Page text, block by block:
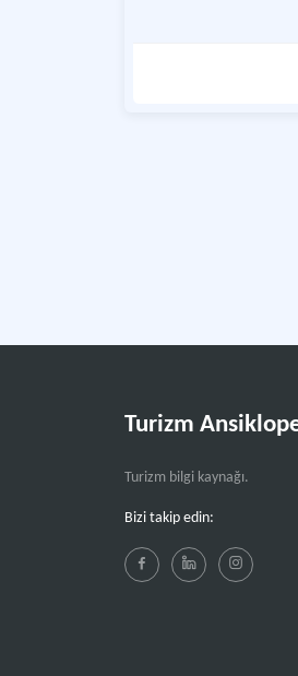
Turizm
Turizm bilgi kaynağı.
Bizi takip edin: